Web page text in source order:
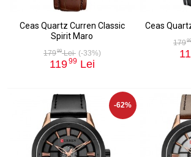
Ceas Quartz Curren Classic
Spirit Maro
17999Lei (-33%)
11999Lei
Ceas
17999
-62%